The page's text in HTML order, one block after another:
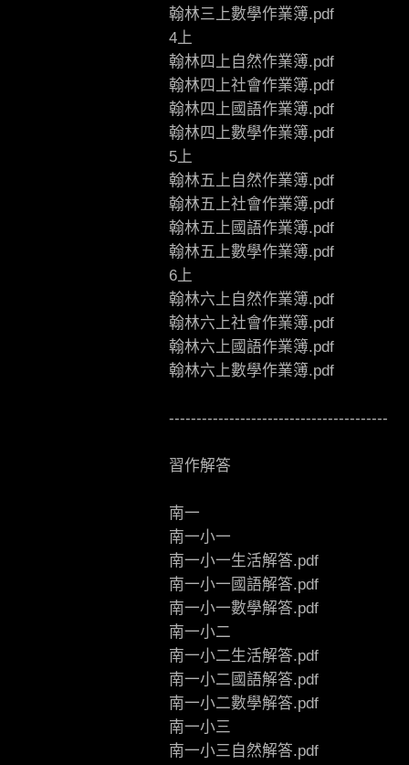
翰林三上數學作業簿.pdf
4上
翰林四上自然作業簿.pdf
翰林四上社會作業簿.pdf
翰林四上國語作業簿.pdf
翰林四上數學作業簿.pdf
5上
翰林五上自然作業簿.pdf
翰林五上社會作業簿.pdf
翰林五上國語作業簿.pdf
翰林五上數學作業簿.pdf
6上
翰林六上自然作業簿.pdf
翰林六上社會作業簿.pdf
翰林六上國語作業簿.pdf
翰林六上數學作業簿.pdf
----------------------------------------
習作解答
南一
南一小一
南一小一生活解答.pdf
南一小一國語解答.pdf
南一小一數學解答.pdf
南一小二
南一小二生活解答.pdf
南一小二國語解答.pdf
南一小二數學解答.pdf
南一小三
南一小三自然解答.pdf